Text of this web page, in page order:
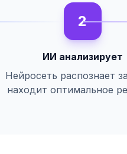
2
ИИ анализирует
Нейросеть распознает
находит оптимальное